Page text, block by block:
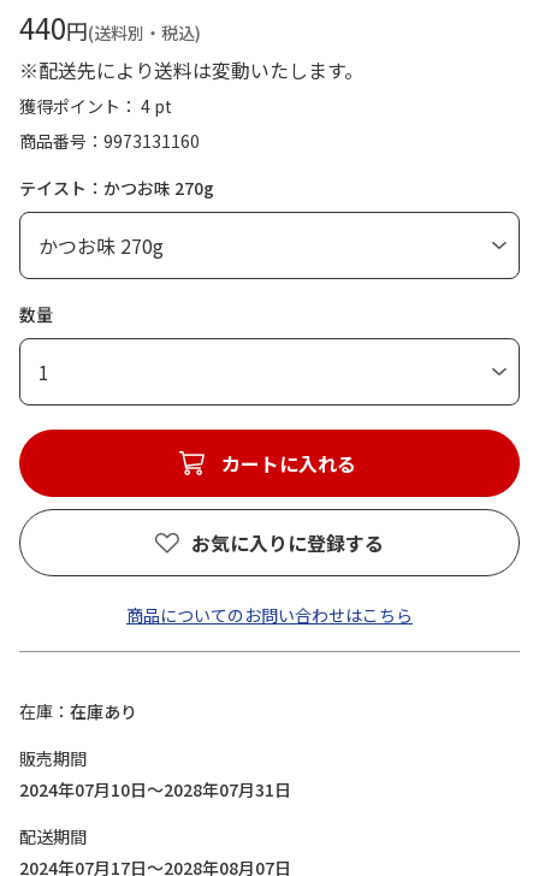
440円(送料別・税込)
※配送先により送料は変動いたします。
獲得ポイント： 4 pt
商品番号
9973131160
テイスト：かつお味 270g
数量
1
カートに入れる
お気に入りに登録する
商品についてのお問い合わせはこちら
在庫
在庫あり
販売期間
2024年07月10日～2028年07月31日
配送期間
2024年07月17日～2028年08月07日